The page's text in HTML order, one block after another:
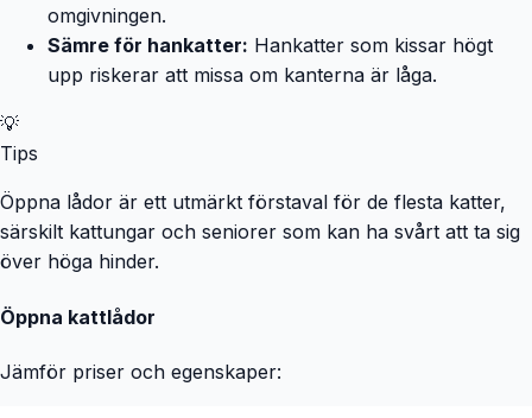
omgivningen.
Sämre för hankatter: Hankatter som kissar högt
upp riskerar att missa om kanterna är låga.
💡
Tips
Öppna lådor är ett utmärkt förstaval för de flesta katter,
särskilt kattungar och seniorer som kan ha svårt att ta sig
över höga hinder.
Öppna kattlådor
Jämför priser och egenskaper: